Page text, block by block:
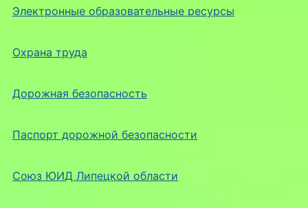
Электронные образовательные ресурсы
Охрана труда
Дорожная безопасность
Паспорт дорожной безопасности
Союз ЮИД Липецкой области